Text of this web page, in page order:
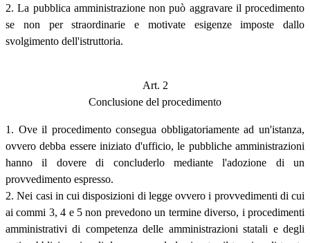
2. La pubblica amministrazione non può aggravare il procedimento
se non per straordinarie e motivate esigenze imposte dallo
svolgimento dell'istruttoria.
Art. 2
Conclusione del procedimento
1. Ove il procedimento consegua obbligatoriamente ad un'istanza,
ovvero debba essere iniziato d'ufficio, le pubbliche amministrazioni
hanno il dovere di concluderlo mediante l'adozione di un
provvedimento espresso.
2. Nei casi in cui disposizioni di legge ovvero i provvedimenti di cui
ai commi 3, 4 e 5 non prevedono un termine diverso, i procedimenti
amministrativi di competenza delle amministrazioni statali e degli